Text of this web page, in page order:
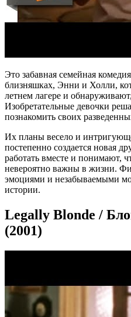
Это забавная семейная
близняшках, Энни и Холли,
летнем лагере и
Изобретательные девочки
познакомить своих
Их планы весело и
постепенно создается новая
работать вместе и понимают,
невероятно важны в жизни.
эмоциями и незабываемыми
истории.
Legally Blonde /
(2001)